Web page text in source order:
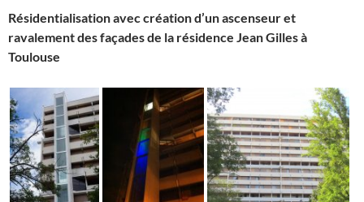
Résidentialisation avec création d’un ascenseur et
ravalement des façades de la résidence Jean Gilles à
Toulouse